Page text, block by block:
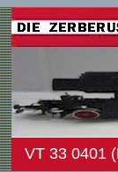
VT 33 0401